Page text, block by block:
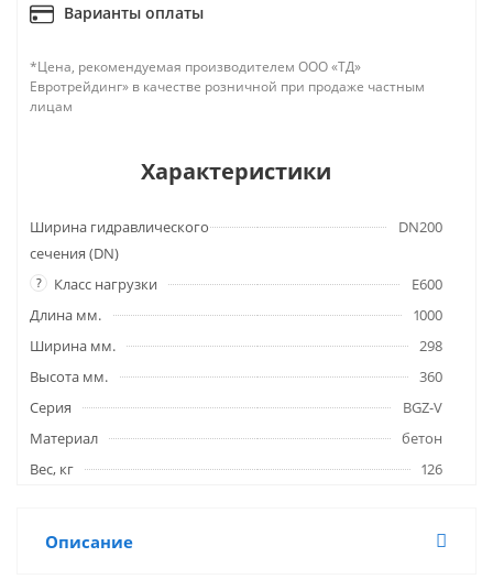
Варианты оплаты
*Цена, рекомендуемая производителем ООО «ТД»
Евротрейдинг» в качестве розничной при продаже частным
лицам
Характеристики
Ширина гидравлического
сечения (DN)
DN200
? Класс нагрузки
E600
Длина мм.
1000
Ширина мм.
298
Высота мм.
360
Серия
BGZ-V
Материал
бетон
Вес, кг
126
Описание